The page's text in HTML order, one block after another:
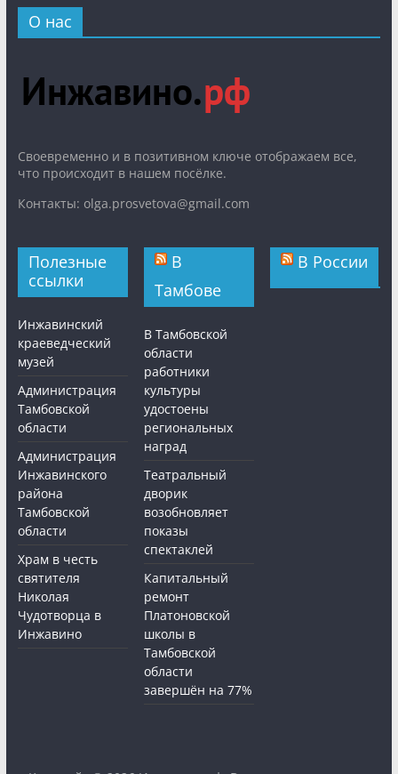
О нас
Cвоевременно и в позитивном ключе отображаем все,
что происходит в нашем посёлке.
Контакты: olga.prosvetova@gmail.com
Полезные
ссылки
Инжавинский
краеведческий
музей
Администрация
Тамбовской
области
Администрация
Инжавинского
района
Тамбовской
области
Храм в честь
святителя
Николая
Чудотворца в
Инжавино
В
Тамбове
В Тамбовской
области
работники
культуры
удостоены
региональных
наград
Театральный
дворик
возобновляет
показы
спектаклей
Капитальный
ремонт
Платоновской
школы в
Тамбовской
области
завершён на 77%
В России